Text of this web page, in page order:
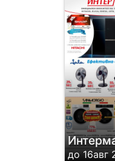
до 16авг